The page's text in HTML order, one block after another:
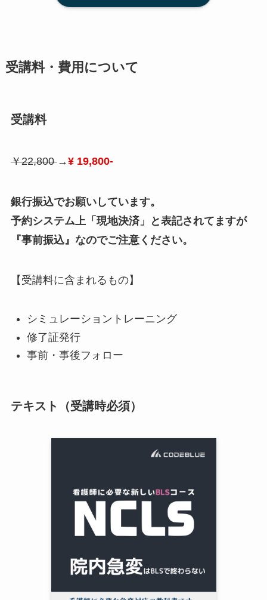
受講料・費用について
受講料
￥22,800→¥ 19,800-
銀行振込でお願いしています。
予約システム上「現地決済」と表記されてますが
『事前振込』なのでご注意ください。
【受講料に含まれるもの】
シミュレーショントレーニング
修了証発行
事前・事後フォロー
テキスト（受講時必須）